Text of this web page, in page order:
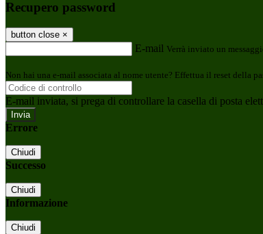
Recupero password
button close ×
E-mail Verrà inviato un
Non hai una e-mail associata al nome utente? Effettua il reset della
E-mail inviata, si prega di controllare la casella di posta
Errore
Chiudi
Successo
Chiudi
Informazione
Chiudi